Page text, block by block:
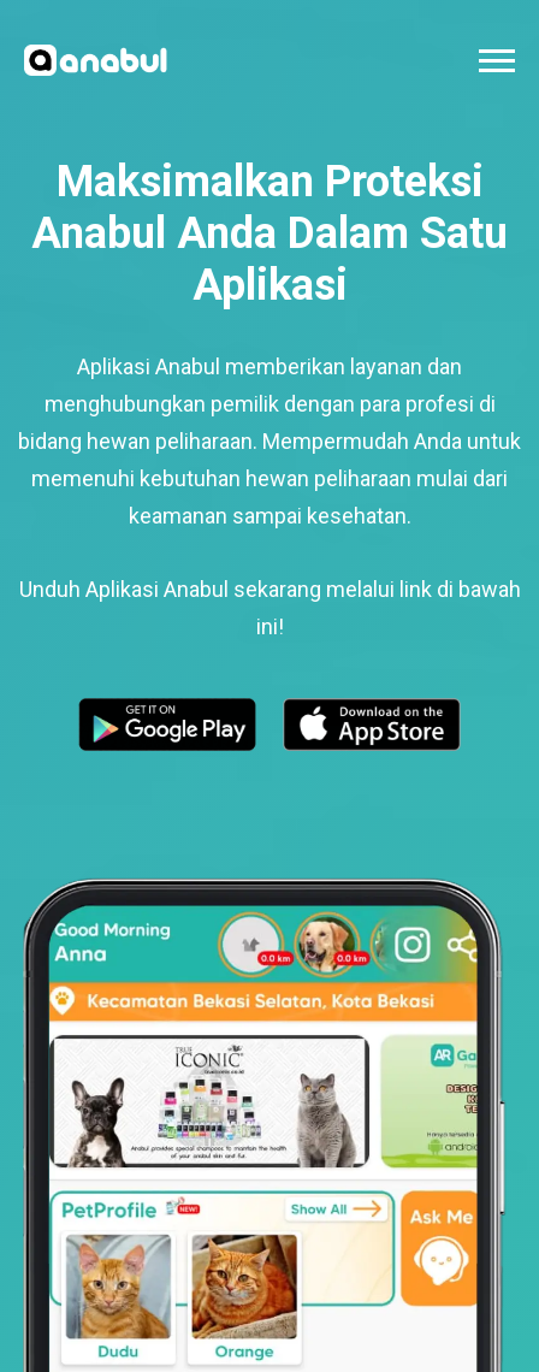
Maksimalkan Proteksi
Anabul Anda Dalam Satu
Aplikasi
Aplikasi Anabul memberikan layanan dan
menghubungkan pemilik dengan para profesi di
bidang hewan peliharaan. Mempermudah Anda untuk
memenuhi kebutuhan hewan peliharaan mulai dari
keamanan sampai kesehatan.
Unduh Aplikasi Anabul sekarang melalui link di bawah
ini!